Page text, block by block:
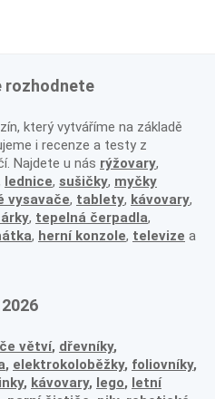
rozhodnete
který vytváříme na základě
i recenze a testy z
Najdete u nás rýžovary,
lednice, sušičky, myčky
vysavače, tablety, kávovary,
, tepelná čerpadla,
, herní konzole, televize a
větví, dřevníky,
, elektrokoloběžky, foliovníky,
, kávovary, lego, letní